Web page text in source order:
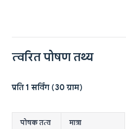
त्वरित पोषण तथ्य
प्रति 1 सर्विंग (30 ग्राम)
पोषक तत्व मात्रा